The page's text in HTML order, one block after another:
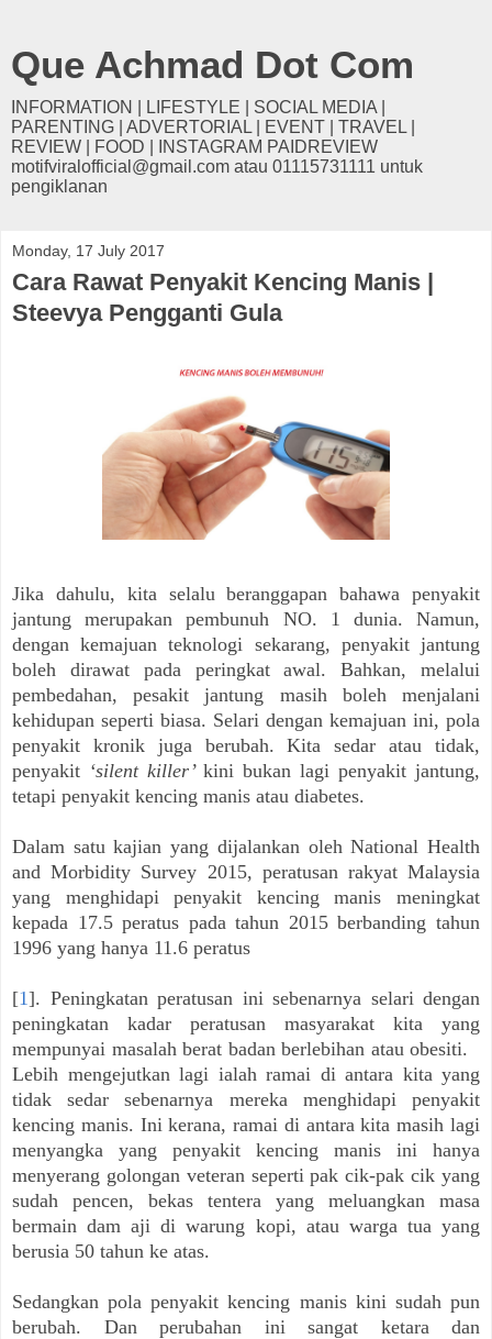
Que Achmad Dot Com
INFORMATION | LIFESTYLE | SOCIAL MEDIA |
PARENTING | ADVERTORIAL | EVENT | TRAVEL |
REVIEW | FOOD | INSTAGRAM PAIDREVIEW
motifviralofficial@gmail.com atau 01115731111 untuk
pengiklanan
Monday, 17 July 2017
Cara Rawat Penyakit Kencing Manis |
Steevya Pengganti Gula
Jika dahulu, kita selalu beranggapan bahawa penyakit
jantung merupakan pembunuh NO. 1 dunia. Namun,
dengan kemajuan teknologi sekarang, penyakit jantung
boleh dirawat pada peringkat awal. Bahkan, melalui
pembedahan, pesakit jantung masih boleh menjalani
kehidupan seperti biasa. Selari dengan kemajuan ini, pola
penyakit kronik juga berubah. Kita sedar atau tidak,
penyakit ‘silent killer’ kini bukan lagi penyakit jantung,
tetapi penyakit kencing manis atau diabetes.
Dalam satu kajian yang dijalankan oleh National Health
and Morbidity Survey 2015, peratusan rakyat Malaysia
yang menghidapi penyakit kencing manis meningkat
kepada 17.5 peratus pada tahun 2015 berbanding tahun
1996 yang hanya 11.6 peratus
[1]. Peningkatan peratusan ini sebenarnya selari dengan
peningkatan kadar peratusan masyarakat kita yang
mempunyai masalah berat badan berlebihan atau obesiti.
Lebih mengejutkan lagi ialah ramai di antara kita yang
tidak sedar sebenarnya mereka menghidapi penyakit
kencing manis. Ini kerana, ramai di antara kita masih lagi
menyangka yang penyakit kencing manis ini hanya
menyerang golongan veteran seperti pak cik-pak cik yang
sudah pencen, bekas tentera yang meluangkan masa
bermain dam aji di warung kopi, atau warga tua yang
berusia 50 tahun ke atas.
Sedangkan pola penyakit kencing manis kini sudah pun
berubah. Dan perubahan ini sangat ketara dan